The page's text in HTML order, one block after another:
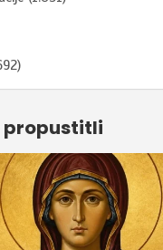
propustitli